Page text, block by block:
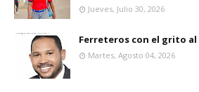
Jueves, Julio 30, 2026
Ferreteros con el grito al
Martes, Agosto 04, 2026